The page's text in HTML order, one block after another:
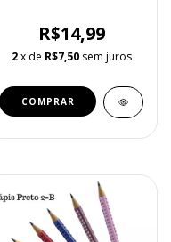
R$14,99
2 x de R$7,50 sem juros